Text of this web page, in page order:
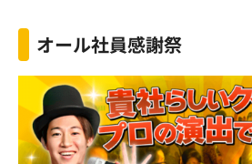
オール社員感謝祭